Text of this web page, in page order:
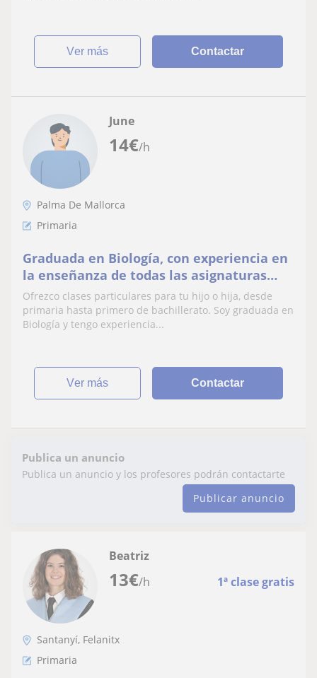
ver más Contactar
14€/h
June
Palma De Mallorca
Primaria
Graduada en Biología, con experiencia en
la enseñanza de todas las asignaturas
desde primaria hasta primer año de
bachillerato.
Ofrezco clases particulares para tu hijo o hija, desde
primaria hasta primero de bachillerato. Soy graduada en
Biología y tengo experiencia...
ver más Contactar
Publica un anuncio
Publica un anuncio y los profesores podrán contactarte
Publicar anuncio
13€/h 1ª clase gratis
Beatriz
Santanyí, Felanitx
Primaria